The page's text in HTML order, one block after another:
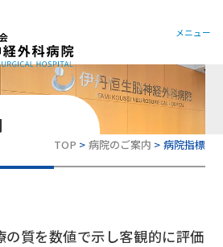
072-
メニュー
TOP 病院のご案内 病院指標
の質を数値で示し客観的に評価